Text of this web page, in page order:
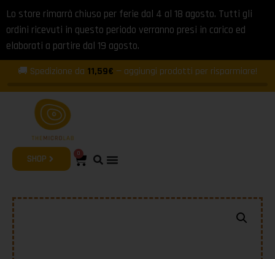
Lo store rimarrà chiuso per ferie dal 4 al 18 agosto. Tutti gli
ordini ricevuti in questo periodo verranno presi in carico ed
elaborati a partire dal 19 agosto.
🚚 Spedizione da 11,59€ — aggiungi prodotti per risparmiare!
SHOP 0